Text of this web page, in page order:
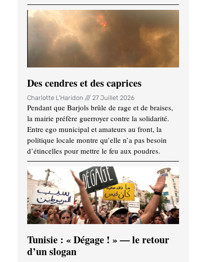
Des cendres et des caprices
Charlotte L'Haridon 27 Juillet 2026
Pendant que Barjols brûle de rage et de braises,
la mairie préfère guerroyer contre la solidarité.
Entre ego municipal et amateurs au front, la
politique locale montre qu’elle n’a pas besoin
d’étincelles pour mettre le feu aux poudres.
Tunisie : « Dégage ! » — le retour
d’un slogan